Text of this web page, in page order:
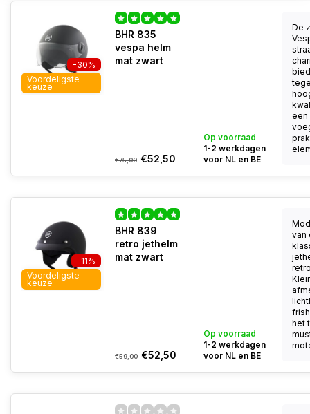
-30%
Voordeligste
keuze
BHR 835
vespa helm
mat zwart
€75,00 €52,50
Op voorraad
1-2 werkdagen
voor NL en BE
De
een
-11%
Voordeligste
keuze
BHR 839
retro jethelm
mat zwart
€59,00 €52,50
Op voorraad
1-2 werkdagen
voor NL en BE
van
het